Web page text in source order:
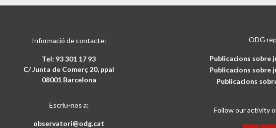
Informació de contacte:
Tel: 93 301 17 93
C/ Junta de Comerç 20, ppal
08001 Barcelona
Escriu-nos a:
observatori@odg.cat
ODG
Publicacions sobre
Publicacions sobre
Publicacions
Follow our activity